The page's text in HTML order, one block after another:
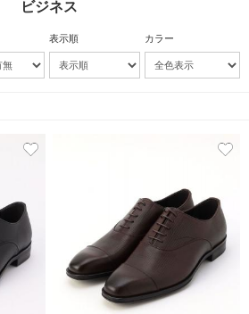
ビジネス
表示順 カラー